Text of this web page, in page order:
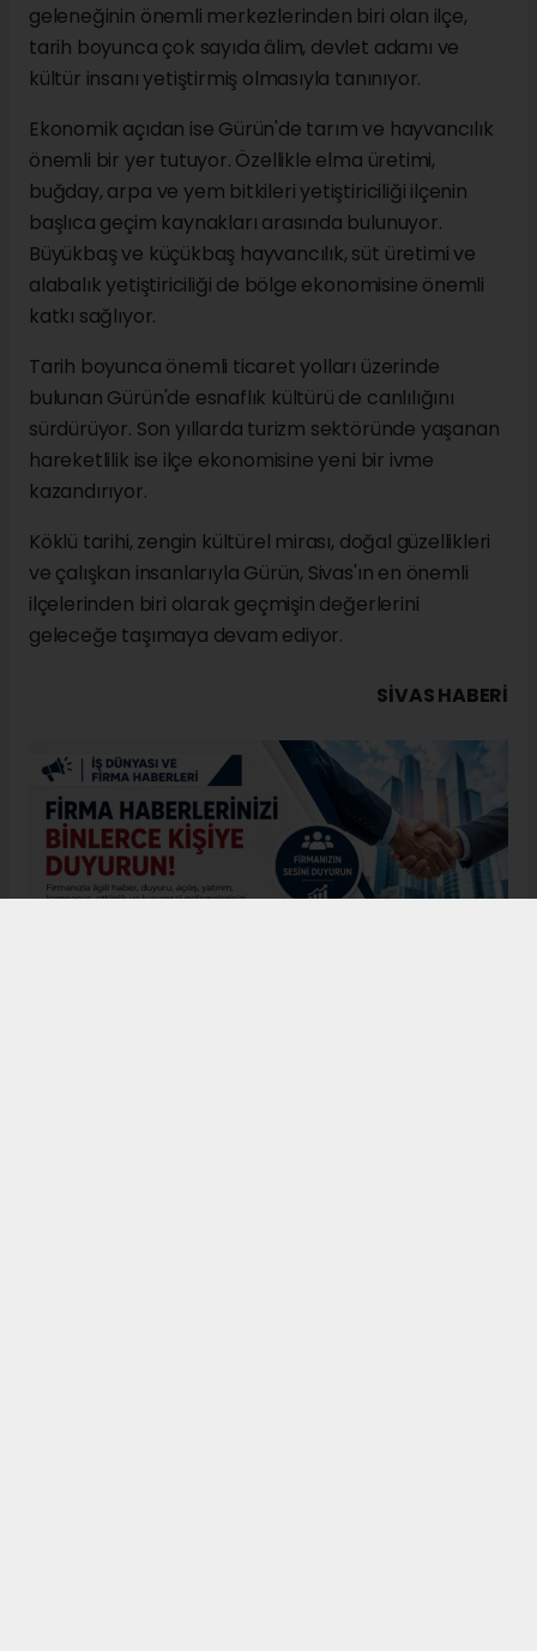
geleneğinin önemli merkezlerinden biri olan ilçe,
tarih boyunca çok sayıda âlim, devlet adamı ve
kültür insanı yetiştirmiş olmasıyla tanınıyor.
Ekonomik açıdan ise Gürün'de tarım ve hayvancılık
önemli bir yer tutuyor. Özellikle elma üretimi,
buğday, arpa ve yem bitkileri yetiştiriciliği ilçenin
başlıca geçim kaynakları arasında bulunuyor.
Büyükbaş ve küçükbaş hayvancılık, süt üretimi ve
alabalık yetiştiriciliği de bölge ekonomisine önemli
katkı sağlıyor.
Tarih boyunca önemli ticaret yolları üzerinde
bulunan Gürün'de esnaflık kültürü de canlılığını
sürdürüyor. Son yıllarda turizm sektöründe yaşanan
hareketlilik ise ilçe ekonomisine yeni bir ivme
kazandırıyor.
Köklü tarihi, zengin kültürel mirası, doğal güzellikleri
ve çalışkan insanlarıyla Gürün, Sivas'ın en önemli
ilçelerinden biri olarak geçmişin değerlerini
geleceğe taşımaya devam ediyor.
SIVAS HABERİ